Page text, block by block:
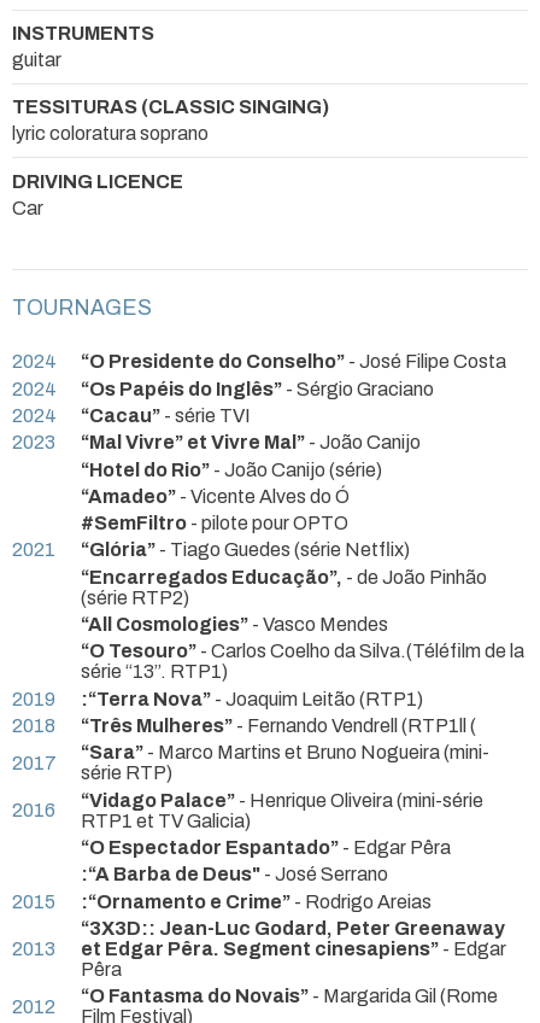
INSTRUMENTS
guitar
TESSITURAS (CLASSIC SINGING)
lyric coloratura soprano
DRIVING LICENCE
Car
TOURNAGES
2024 “O Presidente do Conselho” - José Filipe Costa
2024
“Os Papéis do Inglês” - Sérgio Graciano
2024
“Cacau” - série TVI
2023
“Mal Vivre” et Vivre Mal” - João Canijo
“Hotel do Rio” - João Canijo (série)
“Amadeo” - Vicente Alves do Ó
#SemFiltro - pilote pour OPTO
2021
“Glória” - Tiago Guedes (série Netflix)
“Encarregados Educação”, - de João Pinhão
(série RTP2)
“All Cosmologies” - Vasco Mendes
“O Tesouro” - Carlos Coelho da Silva.(Téléfilm de la
série “13”. RTP1)
2019
:“Terra Nova” - Joaquim Leitão (RTP1)
2018
“Três Mulheres” - Fernando Vendrell (RTP1ll (
2017
“Sara” - Marco Martins et Bruno Nogueira (mini-
série RTP)
2016
“Vidago Palace” - Henrique Oliveira (mini-série
RTP1 et TV Galicia)
“O Espectador Espantado” - Edgar Pêra
:“A Barba de Deus" - José Serrano
2015
:“Ornamento e Crime” - Rodrigo Areias
2013
“3X3D:: Jean-Luc Godard, Peter Greenaway
et Edgar Pêra. Segment cinesapiens” - Edgar
Pêra
2012
“O Fantasma do Novais” - Margarida Gil (Rome
Film Festival)